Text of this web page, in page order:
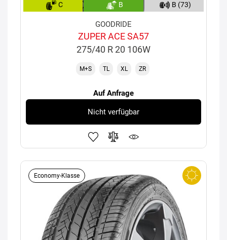
C B B (73)
GOODRIDE
ZUPER ACE SA57
275/40 R 20 106W
M+S TL XL ZR
Auf Anfrage
Nicht verfügbar
Economy-Klasse